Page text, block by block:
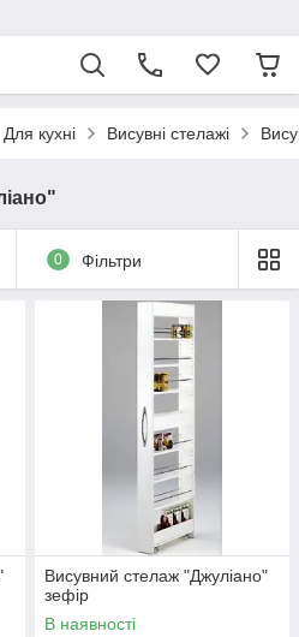
Для кухні Висувні стелажі
0 Фільтри
Висувний стелаж "Джуліано"
зефір
В наявності